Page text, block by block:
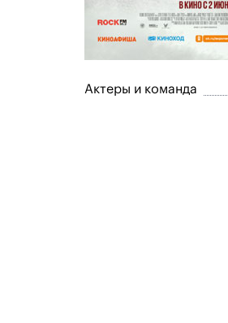
Актеры и команда